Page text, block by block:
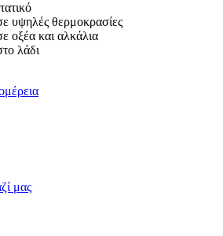
υψηλές θερμοκρασίες
οξέα και αλκάλια
λάδι
μας